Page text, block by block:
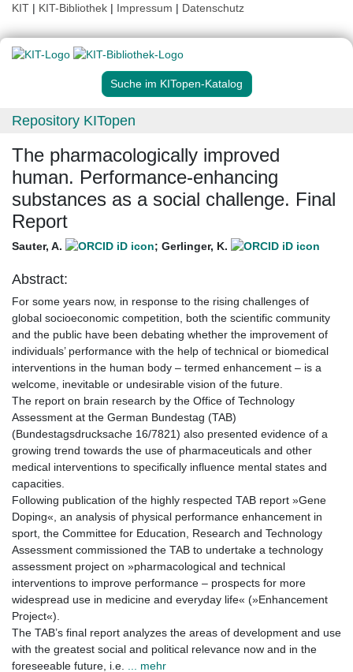
KIT | KIT-Bibliothek | Impressum | Datenschutz
Suche im KITopen-Katalog
Repository KITopen
The pharmacologically improved
human. Performance-enhancing
substances as a social challenge. Final
Report
Sauter, A. ; Gerlinger, K.
Abstract:
For some years now, in response to the rising challenges of
global socioeconomic competition, both the scientific community
and the public have been debating whether the improvement of
individuals’ performance with the help of technical or biomedical
interventions in the human body – termed enhancement – is a
welcome, inevitable or undesirable vision of the future.
The report on brain research by the Office of Technology
Assessment at the German Bundestag (TAB)
(Bundestagsdrucksache 16/7821) also presented evidence of a
growing trend towards the use of pharmaceuticals and other
medical interventions to specifically influence mental states and
capacities.
Following publication of the highly respected TAB report »Gene
Doping«, an analysis of physical performance enhancement in
sport, the Committee for Education, Research and Technology
Assessment commissioned the TAB to undertake a technology
assessment project on »pharmacological and technical
interventions to improve performance – prospects for more
widespread use in medicine and everyday life« (»Enhancement
Project«).
The TAB’s final report analyzes the areas of development and use
with the greatest social and political relevance now and in the
foreseeable future, i.e.
... mehr